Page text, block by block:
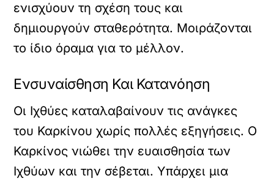
ενισχύουν τη σχέση τους και
δημιουργούν σταθερότητα. Μοιράζονται
το ίδιο όραμα για το μέλλον.
Ενσυναίσθηση Και Κατανόηση
Οι Ιχθύες καταλαβαίνουν τις ανάγκες
του Καρκίνου χωρίς πολλές εξηγήσεις. Ο
Καρκίνος νιώθει την ευαισθησία των
Ιχθύων και την σέβεται. Υπάρχει μια